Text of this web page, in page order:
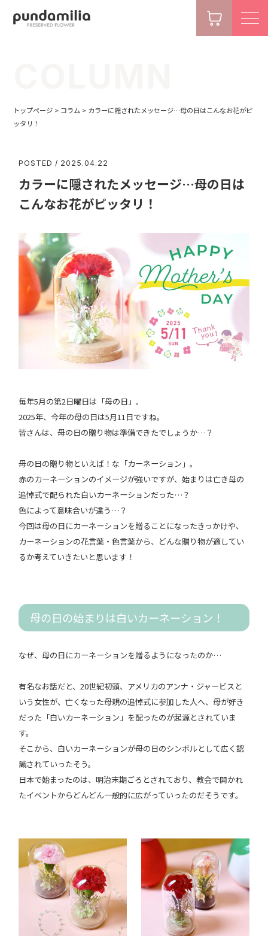
トップページ > コラム > カラーに隠されたメッセージ…母の日はこんなお花がピ
ッタリ！
POSTED / 2025.04.22
カラーに隠されたメッセージ…母の日は
こんなお花がピッタリ！
毎年5月の第2日曜日は「母の日」。
2025年、今年の母の日は5月11日ですね。
皆さんは、母の日の贈り物は準備できたでしょうか…？
母の日の贈り物といえば！な「カーネーション」。
赤のカーネーションのイメージが強いですが、始まりは亡き母の
追悼式で配られた白いカーネーションだった…？
色によって意味合いが違う…？
今回は母の日にカーネーションを贈ることになったきっかけや、
カーネーションの花言葉・色言葉から、どんな贈り物が適してい
るか考えていきたいと思います！
母の日の始まりは白いカーネーション！
なぜ、母の日にカーネーションを贈るようになったのか…
有名なお話だと、20世紀初頭、アメリカのアンナ・ジャービスと
いう女性が、亡くなった母親の追悼式に参加した人へ、母が好き
だった「白いカーネーション」を配ったのが起源とされていま
す。
そこから、白いカーネーションが母の日のシンボルとして広く認
識されていったそう。
日本で始まったのは、明治末期ごろとされており、教会で開かれ
たイベントからどんどん一般的に広がっていったのだそうです。